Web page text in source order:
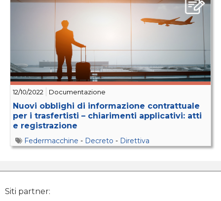
12/10/2022 Documentazione
Nuovi obblighi di informazione contrattuale
per i trasfertisti – chiarimenti applicativi: atti
e registrazione
Federmacchine - Decreto - Direttiva
Siti partner: